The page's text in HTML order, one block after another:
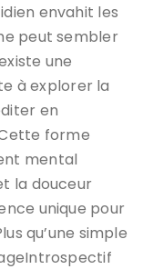
envahit les
peut sembler
une
à explorer la
en
forme
mental
la douceur
unique pour
qu’une simple